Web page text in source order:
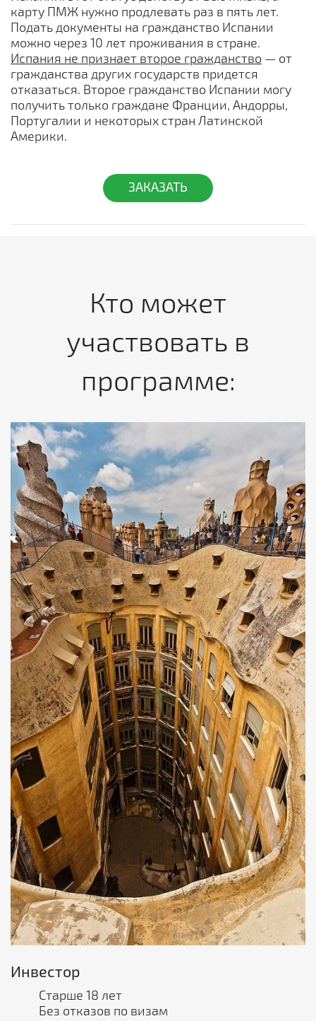
карту ПМЖ нужно продлевать раз в пять лет.
Подать документы на гражданство Испании
можно через 10 лет проживания в стране.
Испания не признает второе гражданство — от
гражданства других государств придется
отказаться. Второе гражданство Испании могу
получить только граждане Франции, Андорры,
Португалии и некоторых стран Латинской
Америки.
ЗАКАЗАТЬ
Кто может
участвовать в
программе:
Инвестор
Старше 18 лет
Без отказов по визам